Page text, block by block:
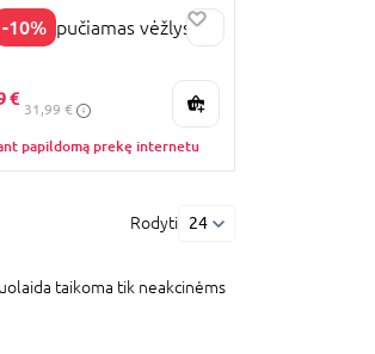
-10%pripučiamas vėžlys,
€
31,99 €
papildomą prekę internetu
Rodyti 24
taikoma tik neakcinėms